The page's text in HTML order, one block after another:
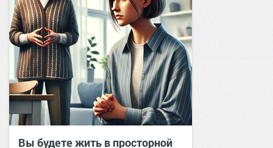
Вы будете жить в просторной